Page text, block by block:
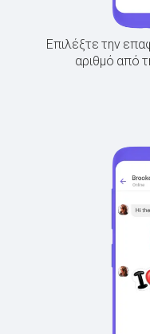
Επιλέξτε την
αριθμό από